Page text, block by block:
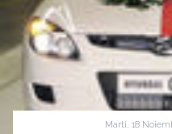
Marti, 18